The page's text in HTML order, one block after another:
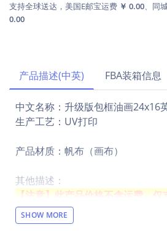
支持全球送达，美国E邮宝运费 ￥ 0.00、同
0.00
产品描述(中英) FBA装箱信息
中文名称：升级版包框油画24x16
生产工艺：
产品材质：帆布（画布）
其他描述：
【注意】此产品价格不含运费，仅
前可走USPS面单）。请客户用表
带上跟踪号再导入订单到我们网站
SHOW MORE